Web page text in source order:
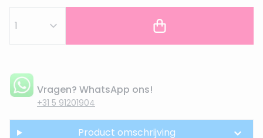
Vragen? WhatsApp ons!
+31 5 91201904
Product omschrijving